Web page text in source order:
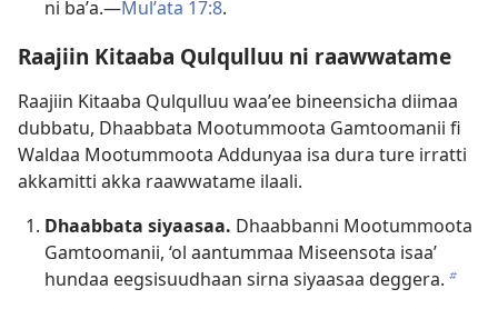
ni baʼa.—Mulʼata 17:8.
Raajiin Kitaaba Qulqulluu ni raawwatame
Raajiin Kitaaba Qulqulluu waaʼee bineensicha diimaa
dubbatu, Dhaabbata Mootummoota Gamtoomanii fi
Waldaa Mootummoota Addunyaa isa dura ture irratti
akkamitti akka raawwatame ilaali.
Dhaabbata siyaasaa. Dhaabbanni Mootummoota
Gamtoomanii, ‘ol aantummaa Miseensota isaa’
hundaa eegsisuudhaan sirna siyaasaa deggera. b